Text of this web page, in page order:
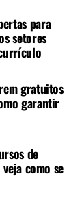
para
setores
gratuitos
garantir
de
como se